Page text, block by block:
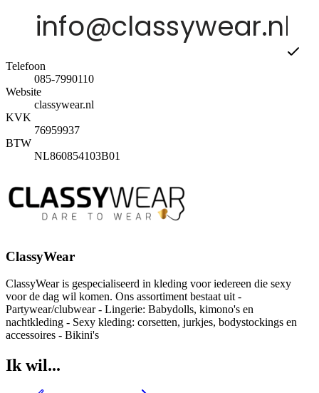
Telefoon
085-7990110
Website
classywear.nl
KVK
76959937
BTW
NL860854103B01
ClassyWear
ClassyWear is gespecialiseerd in kleding voor iedereen die sexy
voor de dag wil komen. Ons assortiment bestaat uit -
Partywear/clubwear - Lingerie: Babydolls, kimono's en
nachtkleding - Sexy kleding: corsetten, jurkjes, bodystockings en
accessoires - Bikini's
Ik wil...